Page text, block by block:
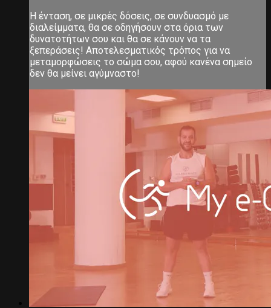
Η ένταση, σε μικρές δόσεις, σε συνδυασμό με
διαλείμματα, θα σε οδηγήσουν στα όρια των
δυνατοτήτων σου και θα σε κάνουν να τα
ξεπεράσεις! Αποτελεσματικός τρόπος για να
μεταμορφώσεις το σώμα σου, αφού κανένα σημείο
δεν θα μείνει αγύμναστο!